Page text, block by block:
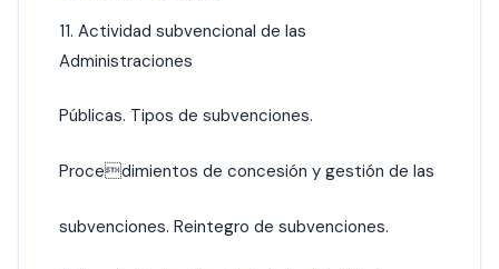
11. Actividad subvencional de las
Administraciones
Públicas. Tipos de subvenciones.
Procedimientos de concesión y gestión de las
subvenciones. Reintegro de subvenciones.